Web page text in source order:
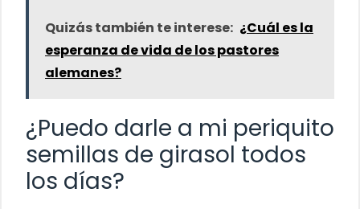
Quizás también te interese: ¿Cuál es la
esperanza de vida de los pastores
alemanes?
¿Puedo darle a mi periquito
semillas de girasol todos
los días?